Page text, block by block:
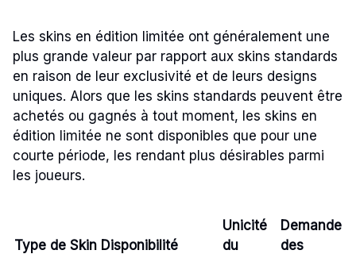
Les skins en édition limitée ont généralement une
plus grande valeur par rapport aux skins standards
en raison de leur exclusivité et de leurs designs
uniques. Alors que les skins standards peuvent être
achetés ou gagnés à tout moment, les skins en
édition limitée ne sont disponibles que pour une
courte période, les rendant plus désirables parmi
les joueurs.
Type de Skin Disponibilité
Unicité
du
Demande
des